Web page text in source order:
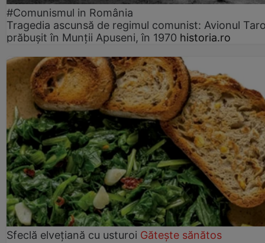
#Comunismul in România
Tragedia ascunsă de regimul comunist: Avionul
prăbușit în Munții Apuseni, în 1970 historia.ro
Sfeclă elvețiană cu usturoi Gătește sănătos